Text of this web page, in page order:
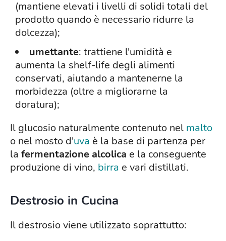
(mantiene elevati i livelli di solidi totali del
prodotto quando è necessario ridurre la
dolcezza);
umettante: trattiene l'umidità e
aumenta la shelf-life degli alimenti
conservati, aiutando a mantenerne la
morbidezza (oltre a migliorarne la
doratura);
Il glucosio naturalmente contenuto nel malto
o nel mosto d'uva è la base di partenza per
la fermentazione alcolica e la conseguente
produzione di vino, birra e vari distillati.
Destrosio in Cucina
Il destrosio viene utilizzato soprattutto: